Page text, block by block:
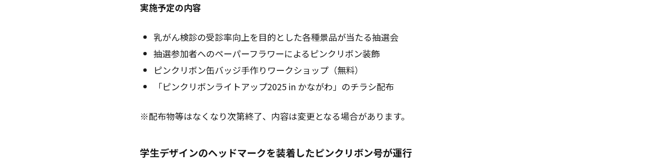
実施予定の内容
乳がん検診の受診率向上を目的とした各種景品が当たる抽選会
抽選参加者へのペーパーフラワーによるピンクリボン装飾
ピンクリボン缶バッジ手作りワークショップ（無料）
「ピンクリボンライトアップ2025 in かながわ」のチラシ配布
※配布物等はなくなり次第終了、内容は変更となる場合があります。
学生デザインのヘッドマークを装着したピンクリボン号が運行